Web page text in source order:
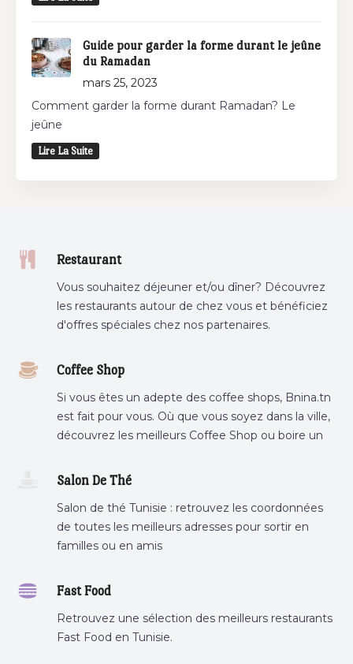
Guide pour garder la forme durant le jeûne
du Ramadan
mars 25, 2023
Comment garder la forme durant Ramadan? Le
jeûne
Lire La Suite
Restaurant
Vous souhaitez déjeuner et/ou dîner? Découvrez
les restaurants autour de chez vous et bénéficiez
d'offres spéciales chez nos partenaires.
Coffee Shop
Si vous êtes un adepte des coffee shops, Bnina.tn
est fait pour vous. Où que vous soyez dans la ville,
découvrez les meilleurs Coffee Shop ou boire un
Salon De Thé
Salon de thé Tunisie : retrouvez les coordonnées
de toutes les meilleurs adresses pour sortir en
familles ou en amis
Fast Food
Retrouvez une sélection des meilleurs restaurants
Fast Food en Tunisie.